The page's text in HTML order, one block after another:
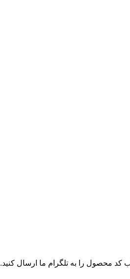
محصول را به تلگرام ما ارسال کنید.